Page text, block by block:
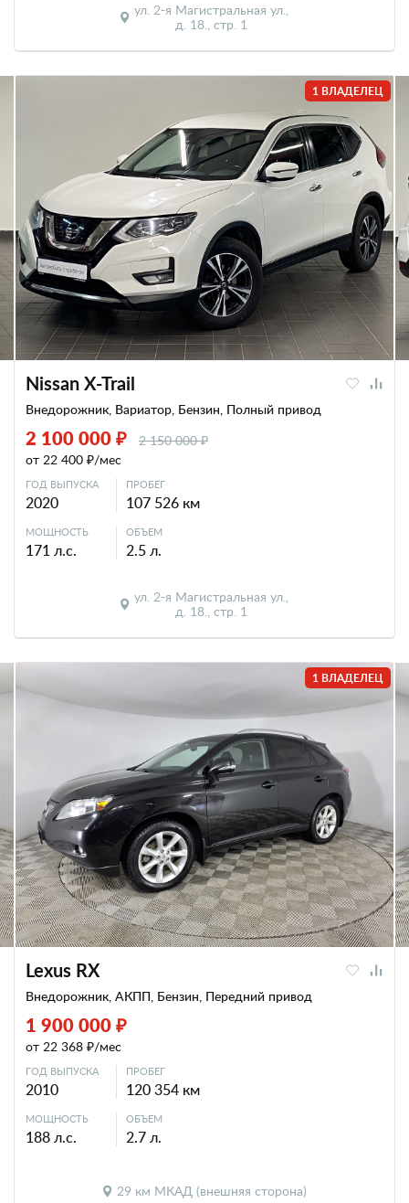
ул. 2-я Магистральная ул.,
д. 18., стр. 1
1 ВЛАДЕЛЕЦ
Nissan X-Trail
Внедорожник, Вариатор, Бензин, Полный привод
2 100 000 ₽
2 150 000 ₽
от 22 400 ₽/мес
ГОД ВЫПУСКА
2020
ПРОБЕГ
107 526 км
МОЩНОСТЬ
171 л.с.
ОБЪЕМ
2.5 л.
ул. 2-я Магистральная ул.,
д. 18., стр. 1
1 ВЛАДЕЛЕЦ
Lexus RX
Внедорожник, АКПП, Бензин, Передний привод
1 900 000 ₽
от 22 368 ₽/мес
ГОД ВЫПУСКА
2010
ПРОБЕГ
120 354 км
МОЩНОСТЬ
188 л.с.
ОБЪЕМ
2.7 л.
29 км МКАД (внешняя сторона)